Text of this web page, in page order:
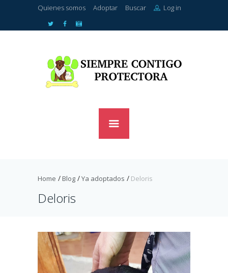
Quienes somos Adoptar Buscar Log in
Home Blog Ya adoptados Deloris
Deloris